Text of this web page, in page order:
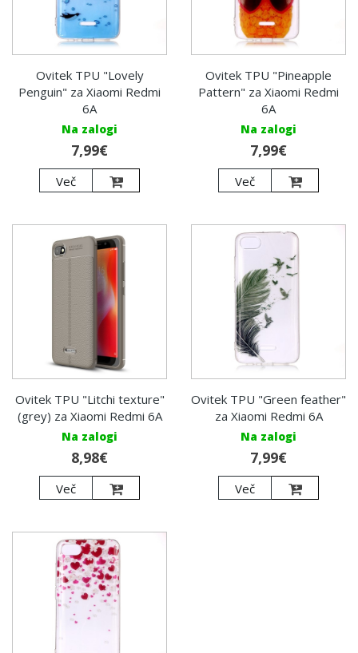
Ovitek TPU "Lovely
Penguin" za Xiaomi Redmi
6A
Na zalogi
7,99€
Več
Ovitek TPU "Pineapple
Pattern" za Xiaomi Redmi
6A
Na zalogi
7,99€
Več
Ovitek TPU "Litchi texture"
(grey) za Xiaomi Redmi 6A
Na zalogi
8,98€
Več
Ovitek TPU "Green feather"
za Xiaomi Redmi 6A
Na zalogi
7,99€
Več